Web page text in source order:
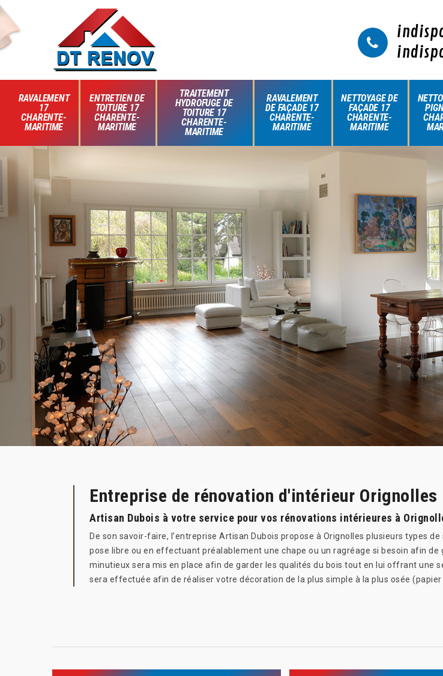
RAVALEMENT
17
CHARENTE-
MARITIME
ENTRETIEN DE
TOITURE 17
CHARENTE-
MARITIME
TRAITEMENT
HYDROFUGE DE
TOITURE 17
CHARENTE-
MARITIME
RAVALEMENT
DE FAÇADE 17
CHARENTE-
MARITIME
NETTOYAGE DE
FAÇADE 17
CHARENTE-
MARITIME
Entreprise de rénovation d'intérieur Orignolles
Artisan Dubois à votre service pour vos rénovations intérieures à
De son savoir-faire, l’entreprise Artisan Dubois propose à Orignolles plusieurs types
pose libre ou en effectuant préalablement une chape ou un ragréage si besoin afin
minutieux sera mis en place afin de garder les qualités du bois tout en lui offrant une
sera effectuée afin de réaliser votre décoration de la plus simple à la plus osée